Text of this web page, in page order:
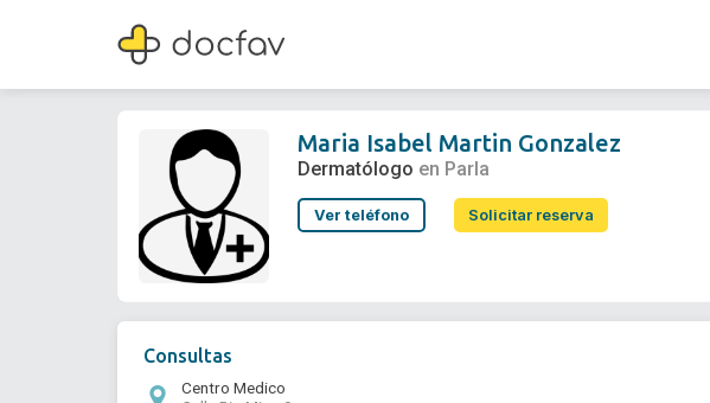
Maria Isabel Martin Gonzalez
Dermatólogo
Maria Isabel Martin Gonzalez
Dermatólogo en Parla
Ver teléfono Solicitar reserva
Consultas
Centro Medico